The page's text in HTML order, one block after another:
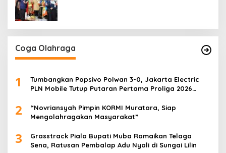
Coga Olahraga
1
Tumbangkan Popsivo Polwan 3-0, Jakarta Electric
PLN Mobile Tutup Putaran Pertama Proliga 2026
2
“Novriansyah Pimpin KORMI Muratara, Siap
Mengolahragakan Masyarakat”
3
Grasstrack Piala Bupati Muba Ramaikan Telaga
Sena, Ratusan Pembalap Adu Nyali di Sungai Lilin